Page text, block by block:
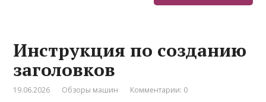
Инструкция по созданию
заголовков
19.06.2026 Обзоры машин Комментарии: 0